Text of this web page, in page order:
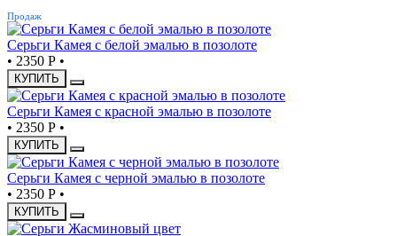
Продаж
Серьги Камея с белой эмалью в позолоте
• 2350 Р •
КУПИТЬ
Серьги Камея с красной эмалью в позолоте
• 2350 Р •
КУПИТЬ
Серьги Камея с черной эмалью в позолоте
• 2350 Р •
КУПИТЬ